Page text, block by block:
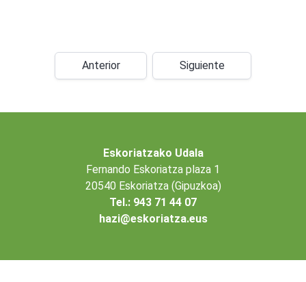
Anterior Siguiente
Eskoriatzako Udala
Fernando Eskoriatza plaza 1
20540 Eskoriatza (Gipuzkoa)
Tel.: 943 71 44 07
hazi@eskoriatza.eus